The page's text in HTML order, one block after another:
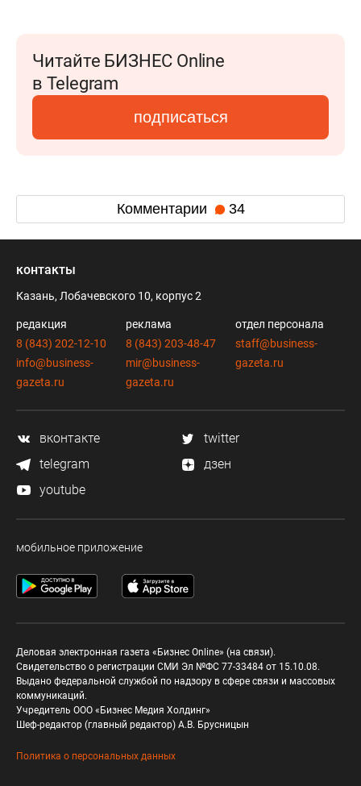
Читайте БИЗНЕС Online
в Telegram
подписаться
Комментарии 34
контакты
Казань, Лобачевского 10, корпус 2
редакция
8 (843) 202-12-10
info@business-
gazeta.ru
реклама
8 (843) 203-48-47
mir@business-
gazeta.ru
отдел персонала
staff@business-
gazeta.ru
вконтакте
twitter
telegram
дзен
youtube
мобильное приложение
Деловая электронная газета «Бизнес Online» (на связи).
Свидетельство о регистрации СМИ Эл №ФС 77-33484 от 15.10.08.
Выдано федеральной службой по надзору в сфере связи и массовых
коммуникаций.
Учредитель ООО «Бизнес Медия Холдинг»
Шеф-редактор (главный редактор) А.В. Брусницын
Политика о персональных данных